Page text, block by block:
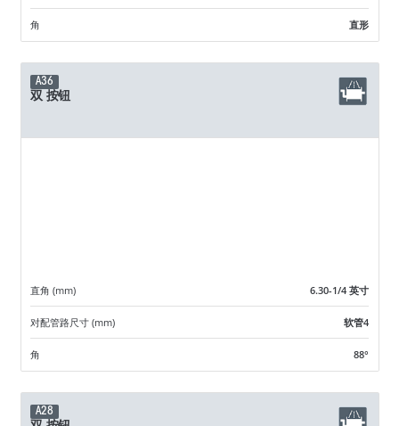
角 直形
A36
双 按钮
直角 (mm) 6.30-1/4 英寸
对配管路尺寸 (mm) 软管4
角 88°
A28